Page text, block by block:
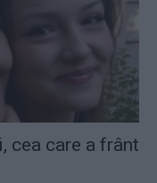
cea care a frânt